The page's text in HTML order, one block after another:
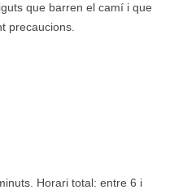
que barren el camí i que
precaucions.
Horari total: entre 6 i